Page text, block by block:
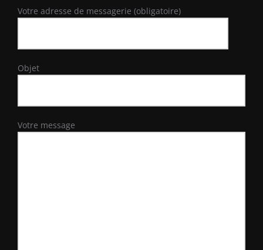
Votre adresse de messagerie (obligatoire)
Objet
Votre message